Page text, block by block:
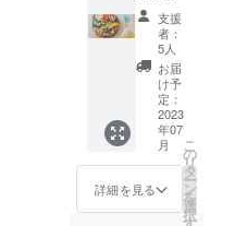
有効期
間:2023
年7月〜
2024年
6月（予
定）期
限を過
ぎた場
合は権
利を失
効しま
つお礼
として
提供さ
せてい
ただき
ます。
※アル
コール
は含み
ませ
ん。 郵
お気持
ちプラ
ン】
10000
円のご
支援に
対し、
ランチ
ニュー
・ディ
ナーメ
支援
者：
5人
お届
け予
定：
2023
年07
月
詳細を見る
こ
の
リ
タ
ー
ン
を
選
択